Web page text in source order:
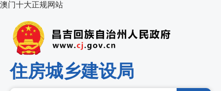
澳门十大正规网站
住房城乡建设局